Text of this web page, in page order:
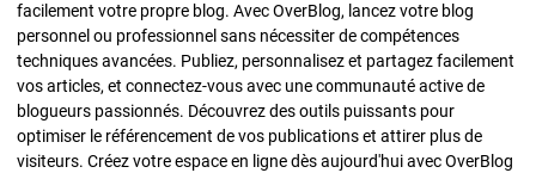
facilement votre propre blog. Avec OverBlog, lancez votre blog
personnel ou professionnel sans nécessiter de compétences
techniques avancées. Publiez, personnalisez et partagez facilement
vos articles, et connectez-vous avec une communauté active de
blogueurs passionnés. Découvrez des outils puissants pour
optimiser le référencement de vos publications et attirer plus de
visiteurs. Créez votre espace en ligne dès aujourd'hui avec OverBlog